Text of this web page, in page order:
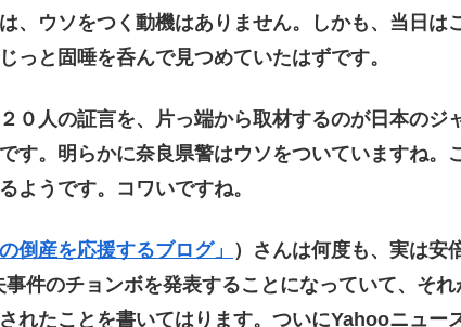
、ウソをつく動機はありません。しかも、当日は
っと固唾を呑んで見つめていたはずです。
０人の証言を、片っ端から取材するのが日本のジ
す。明らかに奈良県警はウソをついていますね。
ようです。コワいですね。
倒産を応援するブログ」 ）さんは何度も、実は安
件のチョンボを発表することになっていて、それ
れたことを書いてはります。ついにYahooニュー